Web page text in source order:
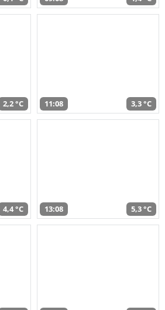
2,2 °C 11:08 3,3 °C
4,4 °C 13:08 5,3 °C